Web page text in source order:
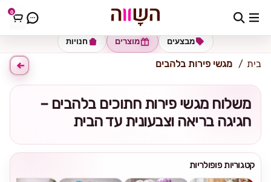
0 כתובת למשלוח הזינו כתובת
חנויות מוצרים מבצעים
בית מגשי פירות בלהבים
משלוח מגשי פירות חתוכים בלהבים –
חגיגה בריאה וצבעונית עד הבית
קטגוריות פופולריות